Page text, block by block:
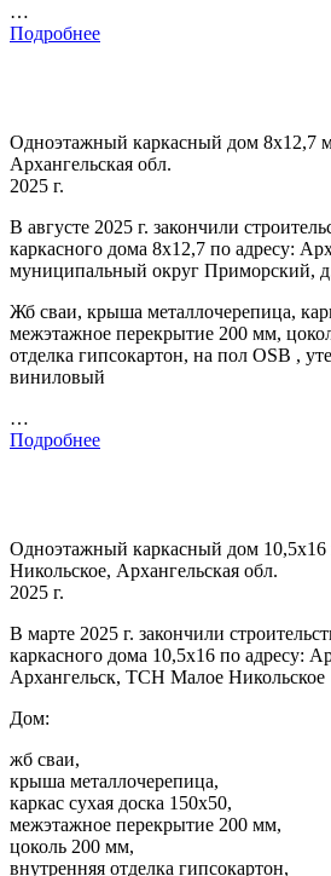
…
Подробнее
Одноэтажный каркасный дом 8х12,7
Архангельская обл.
2025 г.
В августе 2025 г. закончили
каркасного дома 8х12,7 по адресу:
муниципальный округ Приморский,
Жб сваи, крыша металлочерепица,
межэтажное перекрытие 200 мм,
отделка гипсокартон, на пол OSB ,
виниловый
…
Подробнее
Одноэтажный каркасный дом
Никольское, Архангельская обл.
2025 г.
В марте 2025 г. закончили
каркасного дома 10,5х16 по адресу:
Архангельск, ТСН Малое Никольское
Дом:
жб сваи,
крыша металлочерепица,
каркас сухая доска 150х50,
межэтажное перекрытие 200 мм,
цоколь 200 мм,
внутренняя отделка гипсокартон,